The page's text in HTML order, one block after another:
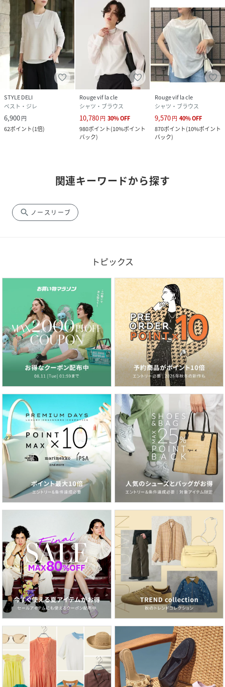
STYLE DELI
ベスト・ジレ
6,900円
62ポイント(1倍)
Rouge vif la cle
シャツ・ブラウス
10,780円 30%OFF
980ポイント(10%ポイント
バック)
Rouge vif la cle
シャツ・ブラウス
9,570円 40%OFF
870ポイント(10%ポイント
バック)
関連キーワードから探す
search ノースリーブ
トピックス